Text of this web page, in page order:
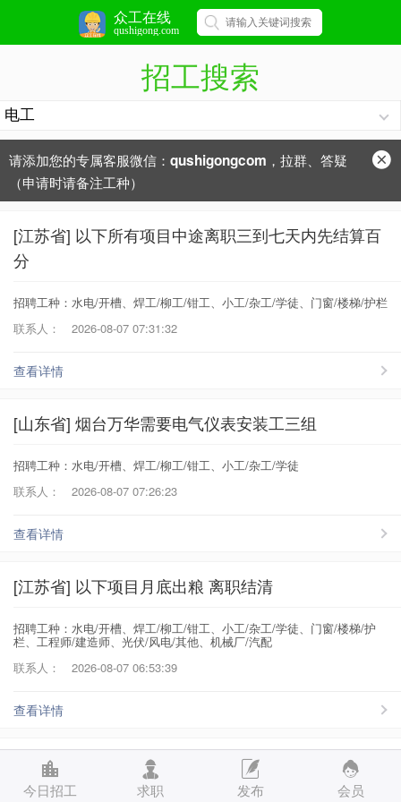
众工在线
qushigong.com
招工搜索
请添加您的专属客服微信： qushigongcom ，拉群、答疑
（申请时请备注工种）
[江苏省] 以下所有项目中途离职三到七天内先结算百
分
招聘工种：水电/开槽、焊工/柳工/钳工、小工/杂工/学徒、门窗/楼梯/护栏
联系人：
2026-08-07 07:31:32
查看详情
[山东省] 烟台万华需要电气仪表安装工三组
招聘工种：水电/开槽、焊工/柳工/钳工、小工/杂工/学徒
联系人：
2026-08-07 07:26:23
查看详情
[江苏省] 以下项目月底出粮 离职结清
招聘工种：水电/开槽、焊工/柳工/钳工、小工/杂工/学徒、门窗/楼梯/护
栏、工程师/建造师、光伏/风电/其他、机械厂/汽配
联系人：
2026-08-07 06:53:39
查看详情
[江苏省] 苏州吴中凌云光日结项目电工大工42/H
今日招工 求职 发布 会员